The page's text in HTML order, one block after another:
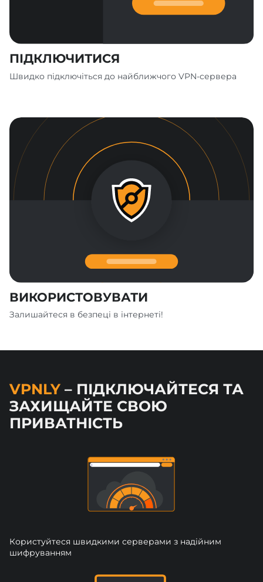
ПІДКЛЮЧИТИСЯ
Швидко підключіться до найближчого VPN-сервера
ВИКОРИСТОВУВАТИ
Залишайтеся в безпеці в інтернеті!
VPNLY – ПІДКЛЮЧАЙТЕСЯ ТА
ЗАХИЩАЙТЕ СВОЮ
ПРИВАТНІСТЬ
Користуйтеся швидкими серверами з надійним
шифруванням